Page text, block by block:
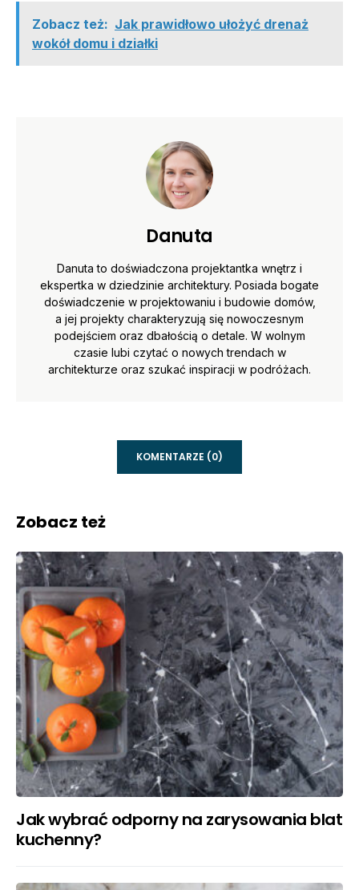
Zobacz też: Jak prawidłowo ułożyć drenaż
wokół domu i działki
Danuta
Danuta to doświadczona projektantka wnętrz i
ekspertka w dziedzinie architektury. Posiada bogate
doświadczenie w projektowaniu i budowie domów,
a jej projekty charakteryzują się nowoczesnym
podejściem oraz dbałością o detale. W wolnym
czasie lubi czytać o nowych trendach w
architekturze oraz szukać inspiracji w podróżach.
KOMENTARZE (0)
Zobacz też
Jak wybrać odporny na zarysowania blat
kuchenny?